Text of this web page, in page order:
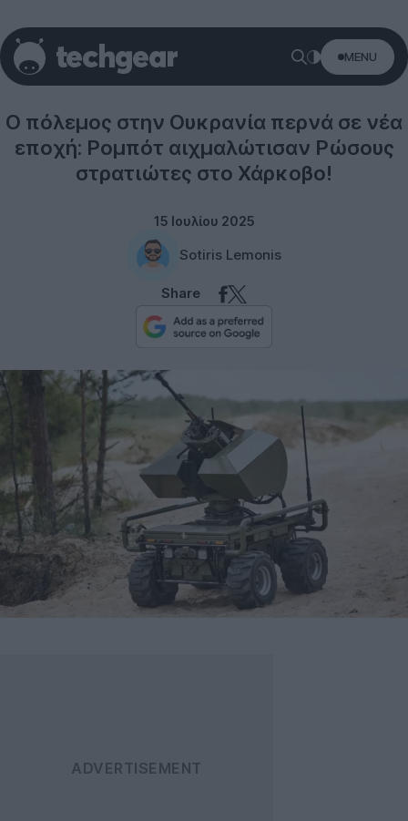
MENU
Technology
Ο πόλεμος στην Ουκρανία περνά σε νέα
εποχή: Ρομπότ αιχμαλώτισαν Ρώσους
στρατιώτες στο Χάρκοβο!
15 Ιουλίου 2025
Sotiris Lemonis
Share